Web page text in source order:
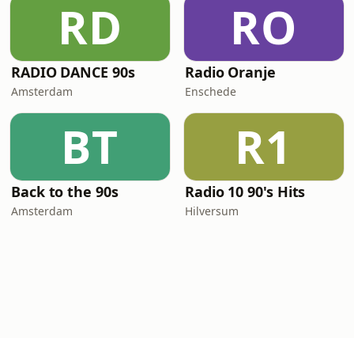
RD
RADIO DANCE 90s
Amsterdam
RO
Radio Oranje
Enschede
BT
Back to the 90s
Amsterdam
R1
Radio 10 90's Hits
Hilversum